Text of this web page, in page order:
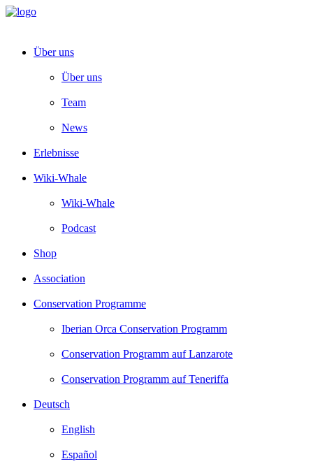
Über uns
Über uns
Team
News
Erlebnisse
Wiki-Whale
Wiki-Whale
Podcast
Shop
Association
Conservation Programme
Iberian Orca Conservation Programm
Conservation Programm auf Lanzarote
Conservation Programm auf Teneriffa
Deutsch
English
Español